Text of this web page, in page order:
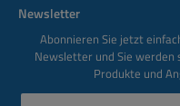
Newsletter
Abonnieren Sie jetzt
Newsletter und Sie werden
Produkte und